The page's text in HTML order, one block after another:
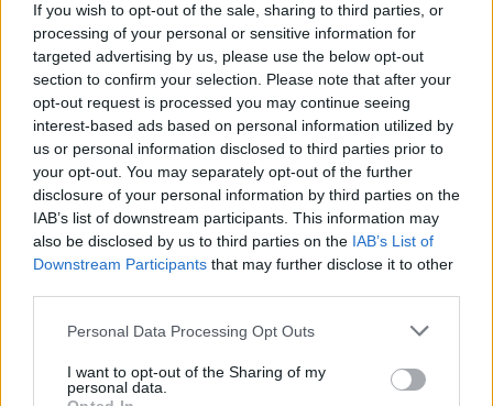
If you wish to opt-out of the sale, sharing to third parties, or
processing of your personal or sensitive information for
targeted advertising by us, please use the below opt-out
section to confirm your selection. Please note that after your
opt-out request is processed you may continue seeing
interest-based ads based on personal information utilized by
us or personal information disclosed to third parties prior to
your opt-out. You may separately opt-out of the further
disclosure of your personal information by third parties on the
IAB’s list of downstream participants. This information may
also be disclosed by us to third parties on the IAB’s List of
Downstream Participants that may further disclose it to other
Please note that this website/app uses one or more Google
not limited to your visit or usage behaviour. You may click to
grant or deny consent to Google and its third-party tags to
Personal Data Processing Opt Outs
I want to opt-out of the Sharing of my
personal data.
Épül a Dóm téri szabadtéri színpad
mtothorsi•2020. július 16.
Megkezdődött a Szegedi Szabadtéri Játékok Dóm
téri játszóhelyének építése. A fesztivál ikonikus
helyszínének számító téren elsőként ...